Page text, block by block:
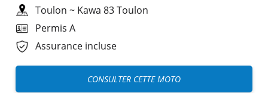
Toulon ~ Kawa 83 Toulon
Permis A
Assurance incluse
CONSULTER CETTE MOTO